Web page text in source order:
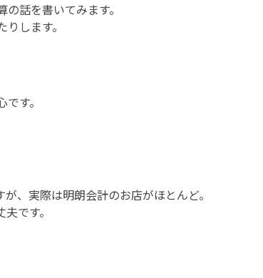
話を書いてみます。
します。
す。
、実際は明朗会計のお店がほとんど。
です。